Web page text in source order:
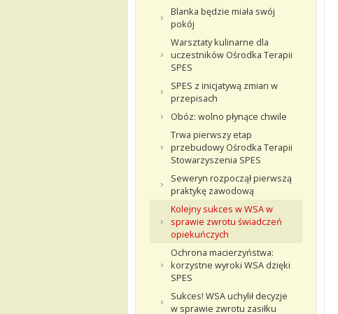
Blanka będzie miała swój
pokój
Warsztaty kulinarne dla
uczestników Ośrodka Terapii
SPES
SPES z inicjatywą zmian w
przepisach
Obóz: wolno płynące chwile
Trwa pierwszy etap
przebudowy Ośrodka Terapii
Stowarzyszenia SPES
Seweryn rozpoczął pierwszą
praktykę zawodową
Kolejny sukces w WSA w
sprawie zwrotu świadczeń
opiekuńczych
Ochrona macierzyństwa:
korzystne wyroki WSA dzięki
SPES
Sukces! WSA uchylił decyzje
w sprawie zwrotu zasiłku